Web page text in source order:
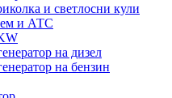
и светлосни кули
и АТС
на дизел
на бензин